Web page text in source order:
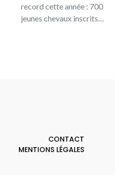
record cette année : 700
jeunes chevaux inscrits…
CONTACT
MENTIONS LÉGALES